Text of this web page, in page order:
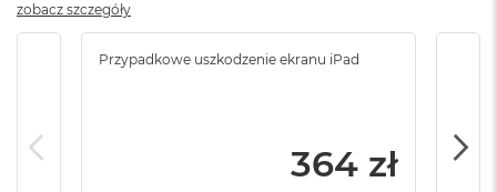
Przypadkowe uszkodzenie ekranu iPad
364 zł
zobacz szczegóły